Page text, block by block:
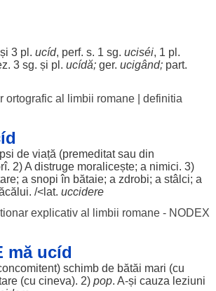
3 pl. ucíd, perf. s. 1 sg. uciséi, 1 pl.
3 sg. și pl. ucídă; ger. ucigând; part.
ortografic al limbii romane| definitia
de viață (premeditatsau din
. 2) A distruge moralicește; a nimici. 3)
; a snopi în bătaie; a zdrobi; a stâlci; a
. /<lat. uccidere
explicativ al limbii romane - NODEX
mă ucíd
) schimbde bătăi mari (cu
(cu cineva). 2) pop. A-și cauza leziuni